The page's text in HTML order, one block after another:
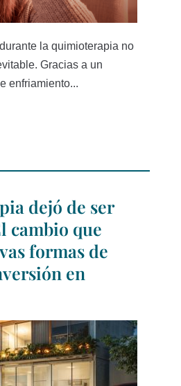
la quimioterapia no
Gracias a un
enfriamiento...
dejó de ser
cambio que
formas de
en